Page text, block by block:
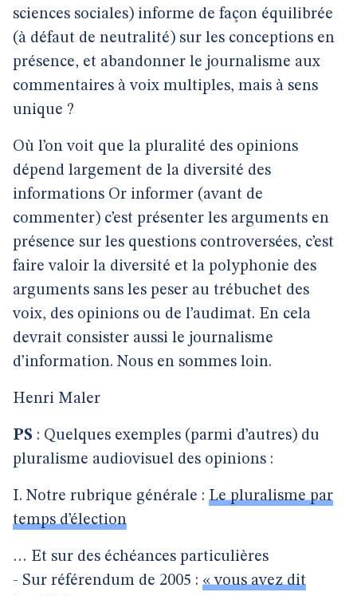
sciences sociales) informe de façon équilibrée
(à défaut de neutralité) sur les conceptions en
présence, et abandonner le journalisme aux
commentaires à voix multiples, mais à sens
unique ?
Où l’on voit que la pluralité des opinions
dépend largement de la diversité des
informations Or informer (avant de
commenter) c’est présenter les arguments en
présence sur les questions controversées, c’est
faire valoir la diversité et la polyphonie des
arguments sans les peser au trébuchet des
voix, des opinions ou de l’audimat. En cela
devrait consister aussi le journalisme
d’information. Nous en sommes loin.
Henri Maler
PS : Quelques exemples (parmi d’autres) du
pluralisme audiovisuel des opinions :
I. Notre rubrique générale : Le pluralisme par
temps d’élection
… Et sur des échéances particulières
- Sur référendum de 2005 : « vous avez dit